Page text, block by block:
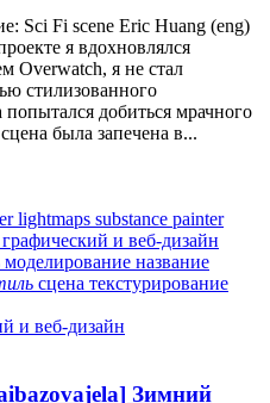
Sci Fi scene Eric Huang (eng)
я вдохновлялся
Overwatch, я не стал
стилизованного
попытался добиться мрачного
была запечена в...
lightmaps substance painter
графический и веб-дизайн
моделирование название
сцена текстурирование
и веб-дизайн
Зимний